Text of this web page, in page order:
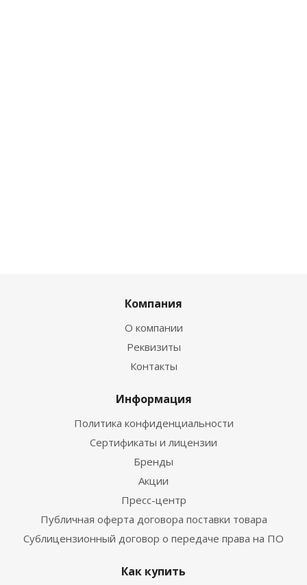
Компания
О компании
Реквизиты
Контакты
Информация
Политика конфиденциальности
Сертификаты и лицензии
Бренды
Акции
Пресс-центр
Публичная оферта договора поставки товара
Сублицензионный договор о передаче права на ПО
Как купить